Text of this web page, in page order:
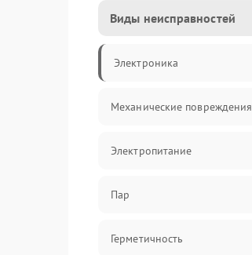
Виды неисправностей
Электроника
Механические повреждения
Электропитание
Пар
Герметичность